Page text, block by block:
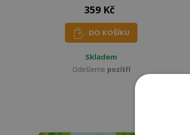
359 Kč
DO KOŠÍKU
Skladem
Odešleme pozítří